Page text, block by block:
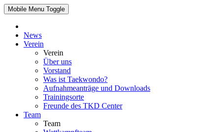
Mobile Menu Toggle
News
Verein
Verein
Über uns
Vorstand
Was ist Taekwondo?
Aufnahmeanträge und Downloads
Trainingsorte
Freunde des TKD Center
Team
Team